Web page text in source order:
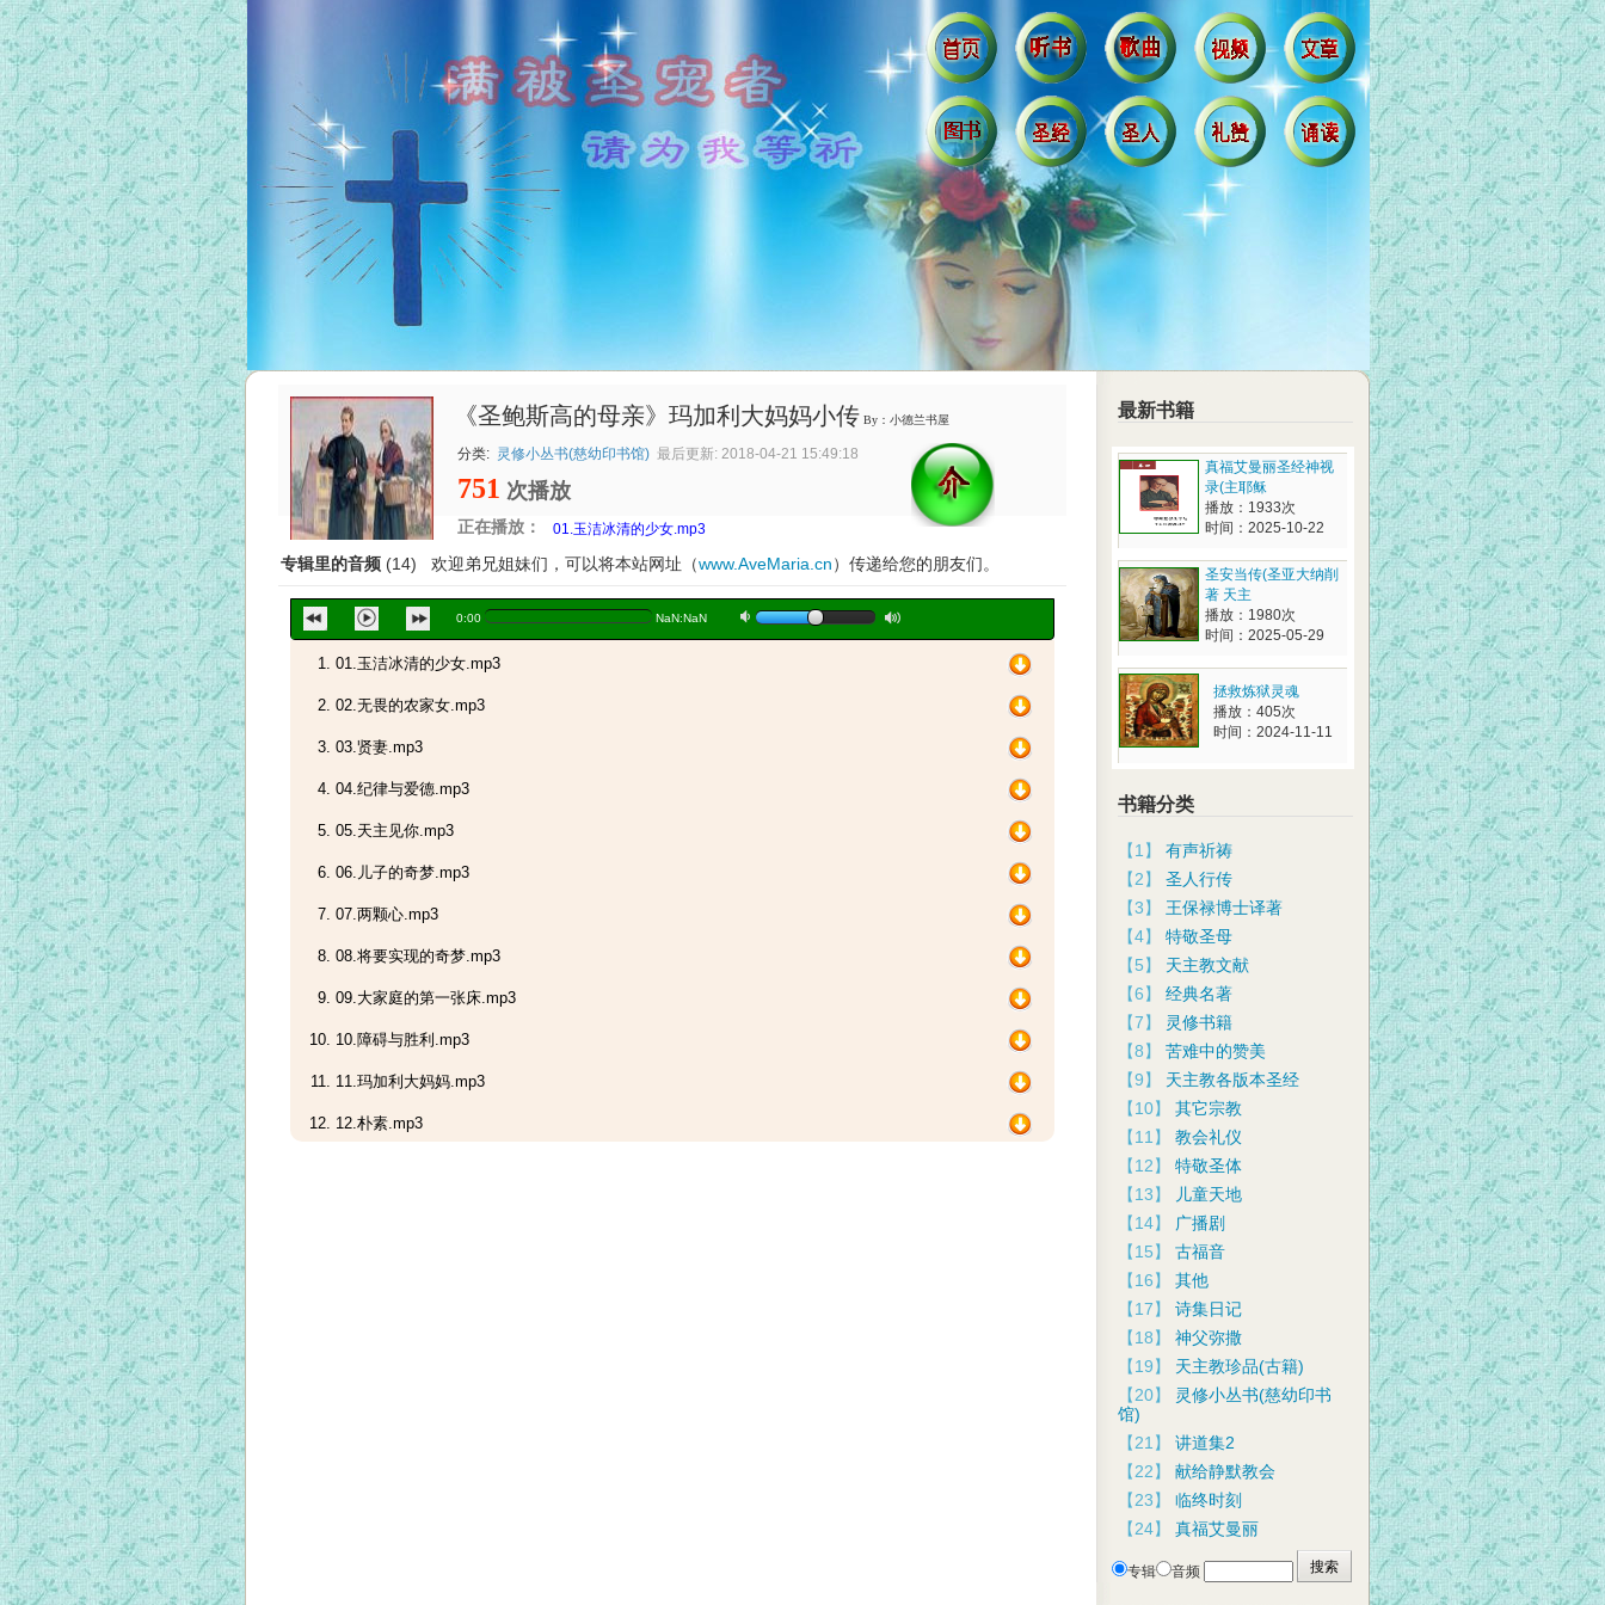
《圣鲍斯高的母亲》玛加利大妈妈小传 By：小德兰书屋
分类: 灵修小丛书(慈幼印书馆) 最后更新: 2018-04-21 15:49:18
751 次播放
正在播放：
专辑里的音频 (14) 欢迎弟兄姐妹们，可以将本站网址（www.AveMaria.cn）传递给您的朋友们。
0:00 NaN:NaN a b
01.玉洁冰清的少女.mp3
01.玉洁冰清的少女.mp3
02.无畏的农家女.mp3
03.贤妻.mp3
04.纪律与爱德.mp3
05.天主见你.mp3
06.儿子的奇梦.mp3
07.两颗心.mp3
08.将要实现的奇梦.mp3
09.大家庭的第一张床.mp3
10.障碍与胜利.mp3
11.玛加利大妈妈.mp3
12.朴素.mp3
最新书籍
真福艾曼丽圣经神视
录(主耶稣
播放：1933次
时间：2025-10-22
圣安当传(圣亚大纳削
著 天主
播放：1980次
时间：2025-05-29
拯救炼狱灵魂
播放：405次
时间：2024-11-11
书籍分类
【1】 有声祈祷
【2】 圣人行传
【3】 王保禄博士译著
【4】 特敬圣母
【5】 天主教文献
【6】 经典名著
【7】
灵修书籍
【8】 苦难中的赞美
【9】 天主教各版本圣经
【10】 其它宗教
【11】 教会礼仪
【12】 特敬圣体
【13】
儿童天地
【14】
广播剧
【15】 古福音
【16】 其他
【17】 诗集日记
【18】 神父弥撒
【19】 天主教珍品(古籍)
【20】
灵修小丛书(慈幼印书
馆)
【21】 讲道集2
【22】 献给静默教会
【23】 临终时刻
【24】 真福艾曼丽
专辑 音频